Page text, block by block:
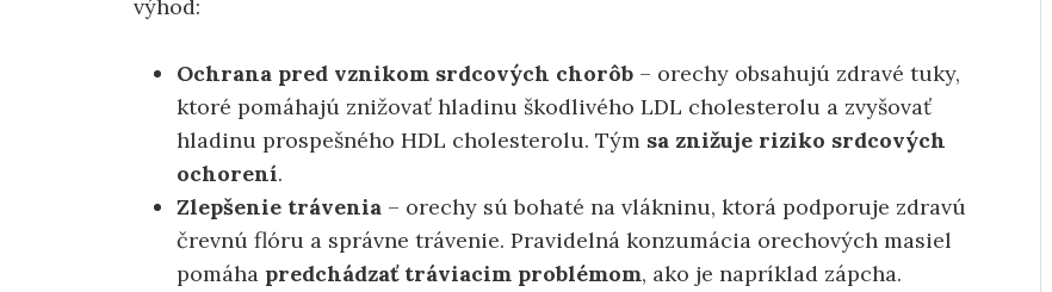
výhod:
Ochrana pred vznikom srdcových chorôb – orechy obsahujú zdravé tuky,
ktoré pomáhajú znižovať hladinu škodlivého LDL cholesterolu a zvyšovať
hladinu prospešného HDL cholesterolu. Tým sa znižuje riziko srdcových
ochorení.
Zlepšenie trávenia – orechy sú bohaté na vlákninu, ktorá podporuje zdravú
črevnú flóru a správne trávenie. Pravidelná konzumácia orechových masiel
pomáha predchádzať tráviacim problémom, ako je napríklad zápcha.